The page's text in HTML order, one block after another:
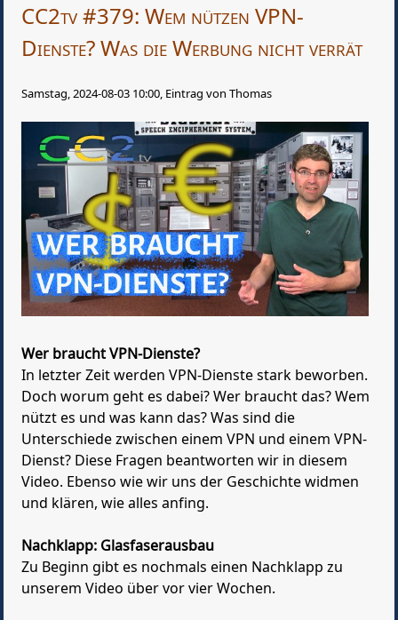
CC2tv #379: Wem nützen VPN-
Dienste? Was die Werbung nicht verrät
Samstag, 2024-08-03 10:00, Eintrag von Thomas
Wer braucht VPN-Dienste?
In letzter Zeit werden VPN-Dienste stark beworben.
Doch worum geht es dabei? Wer braucht das? Wem
nützt es und was kann das? Was sind die
Unterschiede zwischen einem VPN und einem VPN-
Dienst? Diese Fragen beantworten wir in diesem
Video. Ebenso wie wir uns der Geschichte widmen
und klären, wie alles anfing.
Nachklapp: Glasfaserausbau
Zu Beginn gibt es nochmals einen Nachklapp zu
unserem Video über vor vier Wochen.